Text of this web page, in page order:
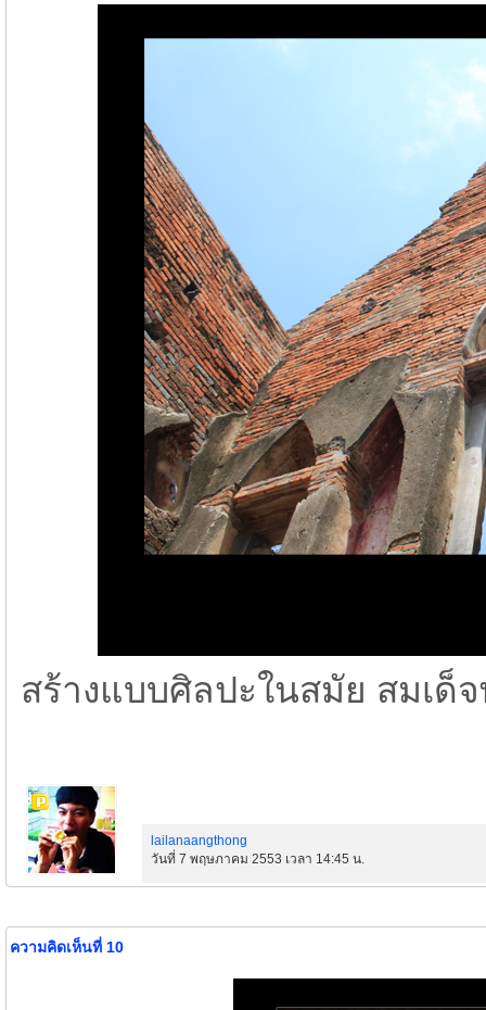
สร้างแบบศิลปะในสมัย สมเด็
lailanaangthong
วันที่ 7 พฤษภาคม 2553 เวลา 14:45 น.
ความคิดเห็นที่ 10